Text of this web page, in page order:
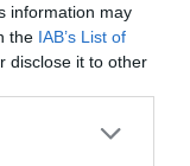
information may
the IAB’s List of
disclose it to other
or more Google
το χωριό μας
ο
τον εκδικείται